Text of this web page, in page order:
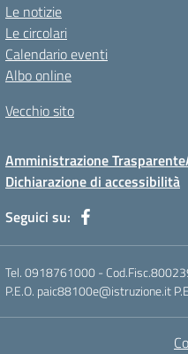
Le notizie
Le circolari
Calendario eventi
Albo online
Vecchio sito
Amministrazione Trasparente
Dichiarazione di accessibilità
Seguici su:
Tel. 0918761000 -
P.E.O. paic88100e@istruzione.it